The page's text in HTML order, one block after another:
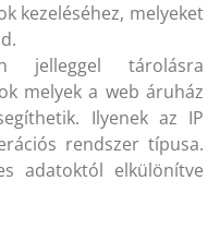
kezeléséhez, melyeket
jelleggel tárolásra
melyek a web áruház
Ilyenek az IP
rendszer típusa.
adatoktól elkülönítve